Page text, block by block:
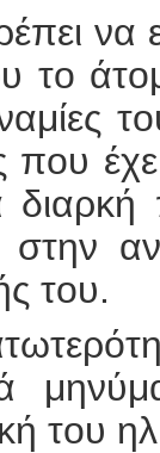
να
που
του.
του